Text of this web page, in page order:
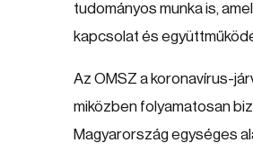
tudományos munka is,
kapcsolat és
Az OMSZ a koronavírus-
miközben folyamatosan
Magyarország egységes